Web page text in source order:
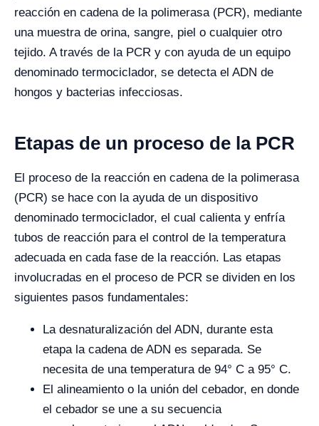
reacción en cadena de la polimerasa (PCR), mediante
una muestra de orina, sangre, piel o cualquier otro
tejido. A través de la PCR y con ayuda de un equipo
denominado termociclador, se detecta el ADN de
hongos y bacterias infecciosas.
Etapas de un proceso de la PCR
El proceso de la reacción en cadena de la polimerasa
(PCR) se hace con la ayuda de un dispositivo
denominado termociclador, el cual calienta y enfría
tubos de reacción para el control de la temperatura
adecuada en cada fase de la reacción. Las etapas
involucradas en el proceso de PCR se dividen en los
siguientes pasos fundamentales:
La desnaturalización del ADN, durante esta
etapa la cadena de ADN es separada. Se
necesita de una temperatura de 94° C a 95° C.
El alineamiento o la unión del cebador, en donde
el cebador se une a su secuencia